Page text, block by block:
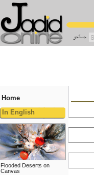
Home
In English
Flooded Deserts on
Canvas